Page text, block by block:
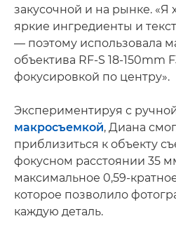
закусочной и на рынке. «Я
яркие ингредиенты и
— поэтому использовала
объектива RF-S 18-150mm
фокусировкой по центру».
Экспериментируя с
макросъемкой, Диана
приблизиться к объекту
фокусном расстоянии 35
максимальное 0,59-
которое позволило
каждую деталь.